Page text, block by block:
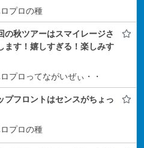
プロの種
の秋ツアーはスマイレージさ
ます！嬉しすぎる！楽しみす
プロってながいぜぃ・・
プフロントはセンスがちょっ
プロの種